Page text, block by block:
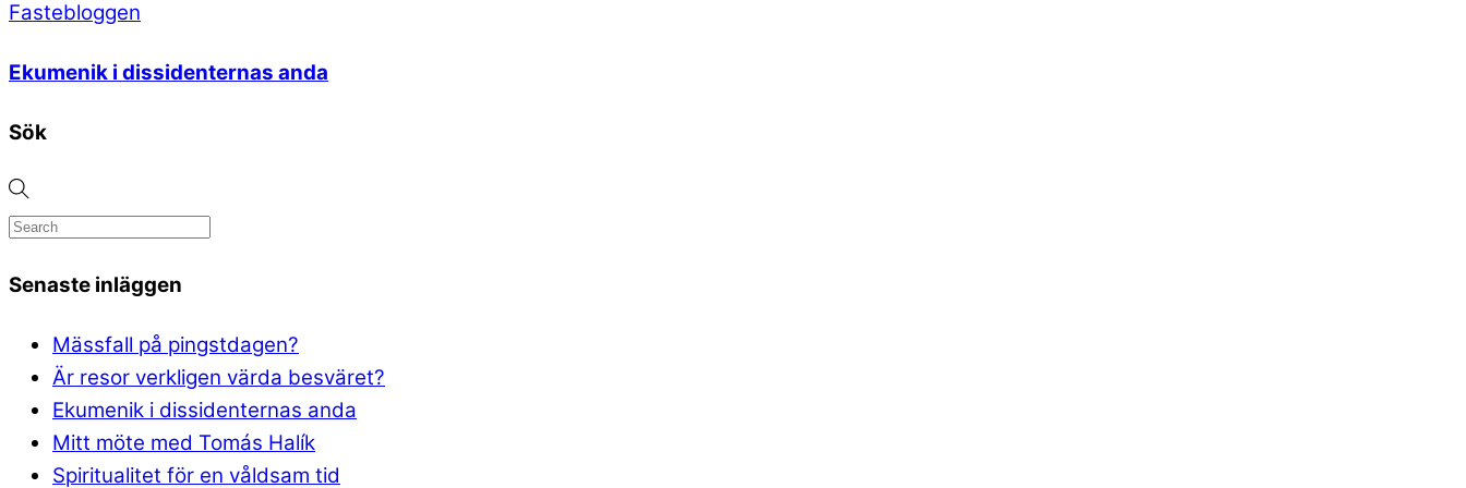
Fastebloggen
Ekumenik i dissidenternas anda
Sök
Senaste inläggen
Mässfall på pingstdagen?
Är resor verkligen värda besväret?
Ekumenik i dissidenternas anda
Mitt möte med Tomás Halík
Spiritualitet för en våldsam tid